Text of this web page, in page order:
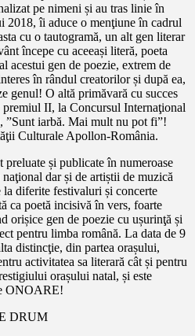
pe nimeni și au tras linie în
îi aduce o menţiune în cadrul
cu o tautogramă, un alt gen literar
începe cu aceeași literă, poeta
acestui gen de poezie, extrem de
în rândul creatorilor și după ea,
genul! O altă primăvară cu succes
premiul II, la Concursul Internaţional
iarbă. Mai mult nu pot fi”!
Culturale Apollon-România.
și publicate în numeroase
dar și de artiștii de muzică
diferite festivaluri și concerte
ca poetă incisivă în vers, foarte
orișice gen de poezie cu ușurinţă și
pentru limba română. La data de 9
distincţie, din partea orașului,
activitatea sa literară cât și pentru
orașului natal, și este
ONOARE!
DRUM